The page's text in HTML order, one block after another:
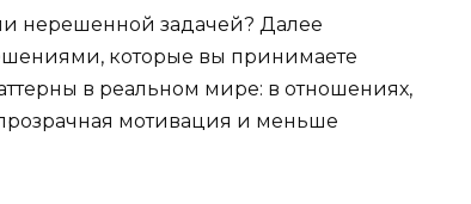
нерешенной задачей? Далее
которые вы принимаете
в реальном мире: в отношениях,
прозрачная мотивация и меньше